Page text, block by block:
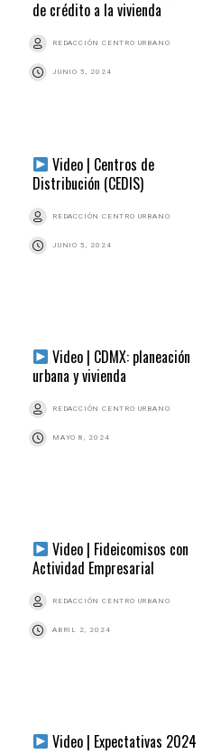
de crédito a la vivienda
REDACCIÓN CENTRO URBANO
JUNIO 5, 2024
Video | Centros de
Distribución (CEDIS)
REDACCIÓN CENTRO URBANO
JUNIO 5, 2024
Video | CDMX: planeación
urbana y vivienda
REDACCIÓN CENTRO URBANO
MAYO 8, 2024
Video | Fideicomisos con
Actividad Empresarial
REDACCIÓN CENTRO URBANO
ABRIL 2, 2024
Video | Expectativas 2024